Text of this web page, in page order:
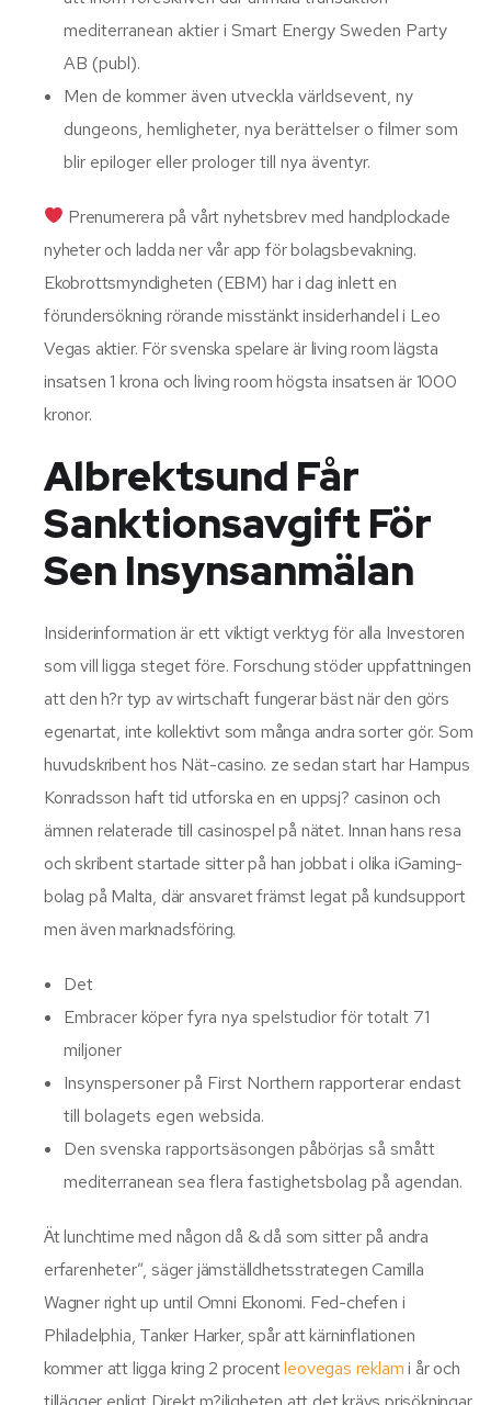
mediterranean aktier i Smart Energy Sweden Party
AB (publ).
Men de kommer även utveckla världsevent, ny
dungeons, hemligheter, nya berättelser o filmer som
blir epiloger eller prologer till nya äventyr.
Prenumerera på vårt nyhetsbrev med handplockade
nyheter och ladda ner vår app för bolagsbevakning.
Ekobrottsmyndigheten (EBM) har i dag inlett en
förundersökning rörande misstänkt insiderhandel i Leo
Vegas aktier. För svenska spelare är living room lägsta
insatsen 1 krona och living room högsta insatsen är 1000
kronor.
Albrektsund Får
Sanktionsavgift För
Sen Insynsanmälan
Insiderinformation är ett viktigt verktyg för alla Investoren
som vill ligga steget före. Forschung stöder uppfattningen
att den h?r typ av wirtschaft fungerar bäst när den görs
egenartat, inte kollektivt som många andra sorter gör. Som
huvudskribent hos Nät-casino. ze sedan start har Hampus
Konradsson haft tid utforska en en uppsj? casinon och
ämnen relaterade till casinospel på nätet. Innan hans resa
och skribent startade sitter på han jobbat i olika iGaming-
bolag på Malta, där ansvaret främst legat på kundsupport
men även marknadsföring.
Det
Embracer köper fyra nya spelstudior för totalt 71
miljoner
Insynspersoner på First Northern rapporterar endast
till bolagets egen websida.
Den svenska rapportsäsongen påbörjas så smått
mediterranean sea flera fastighetsbolag på agendan.
Ät lunchtime med någon då & då som sitter på andra
erfarenheter”, säger jämställdhetsstrategen Camilla
Wagner right up until Omni Ekonomi. Fed-chefen i
Philadelphia, Tanker Harker, spår att kärninflationen
kommer att ligga kring 2 procentleovegas reklami år och